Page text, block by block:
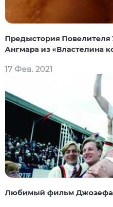
Предыстория Повелителя
Ангмара из «Властелина
17 Фев. 2021
Любимый фильм Джозефа